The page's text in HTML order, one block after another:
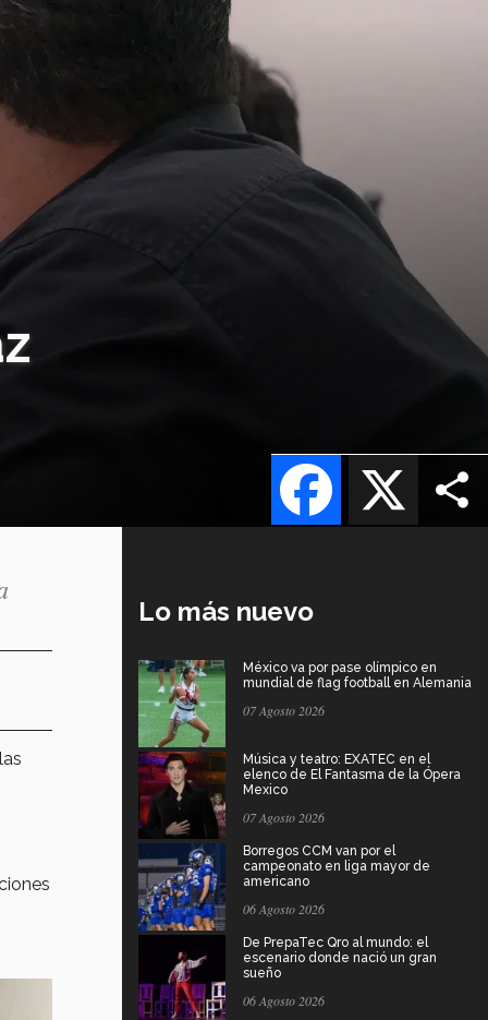
X
Facebook
Lo más nuevo
México va por pase olímpico en
mundial de flag football en Alemania
07 Agosto 2026
Música y teatro: EXATEC en el
elenco de El Fantasma de la Ópera
Mexico
07 Agosto 2026
Borregos CCM van por el
campeonato en liga mayor de
americano
06 Agosto 2026
De PrepaTec Qro al mundo: el
escenario donde nació un gran
sueño
06 Agosto 2026